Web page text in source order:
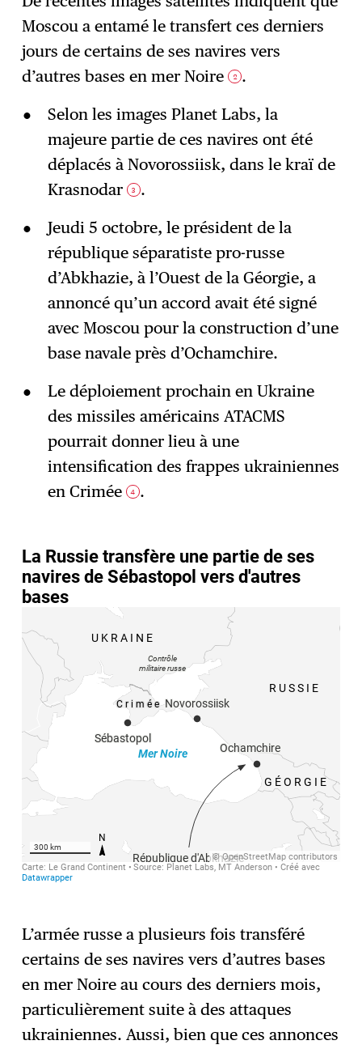
Moscou a entamé le transfert ces derniers
jours de certains de ses navires vers
d’autres bases en mer Noire 2 .
Selon les images Planet Labs, la
majeure partie de ces navires ont été
déplacés à Novorossiisk, dans le kraï de
Krasnodar
3 .
Jeudi 5 octobre, le président de la
république séparatiste pro-russe
d’Abkhazie, à l’Ouest de la Géorgie, a
annoncé qu’un accord avait été signé
avec Moscou pour la construction d’une
base navale près d’Ochamchire.
Le déploiement prochain en Ukraine
des missiles américains ATACMS
pourrait donner lieu à une
intensification des frappes ukrainiennes
en Crimée
4 .
L’armée russe a plusieurs fois transféré
certains de ses navires vers d’autres bases
en mer Noire au cours des derniers mois,
particulièrement suite à des attaques
ukrainiennes. Aussi, bien que ces annonces